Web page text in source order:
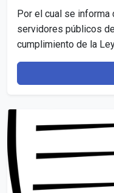
Por el cual se informa
servidores públicos
cumplimiento de la